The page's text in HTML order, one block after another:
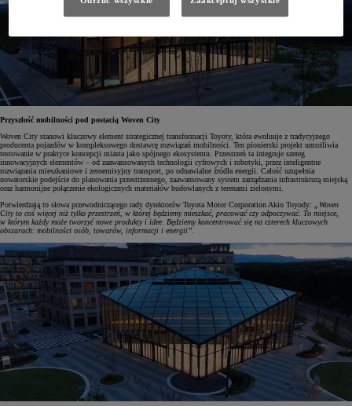
Przyszłość mobilności pod postacią Woven City
Woven City stanowi kluczowy element strategicznej transformacji Toyoty, która ewoluuje z tradycyjnego
producenta pojazdów w kompleksowego dostawcę rozwiązań mobilności. Ten pionierski projekt umożliwia
testowanie w praktyce koncepcji miasta jako spójnego ekosystemu. Przestrzeń ta integruje szereg
innowacyjnych elementów – od zaawansowanych technologii cyfrowych i robotyki, przez inteligentne
rozwiązania mieszkaniowe i zeroemisyjny transport, po odnawialne źródła energii. Całość uzupełnia
nowatorskie podejście do planowania przestrzennego, zaawansowany system zarządzania infrastrukturą miejską
oraz harmonijne połączenie ekologicznych materiałów budowlanych z terenami zielonymi.
Potwierdzają to słowa przewodniczącego rady dyrektorów Toyota Motor Corporation Akio Toyody: „Woven
City to coś więcej niż tylko przestrzeń, w której będziemy mieszkać, pracować czy odpoczywać. To miejsce,
w którym każdy może tworzyć nowe produkty i idee. Będziemy koncentrować się na czterech kluczowych
obszarach: mobilności osób, towarów, informacji i energii”.